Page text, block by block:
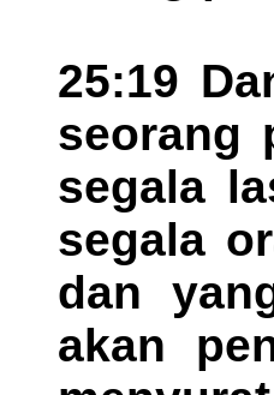
25:19
seorang
segala
segala
dan
akan